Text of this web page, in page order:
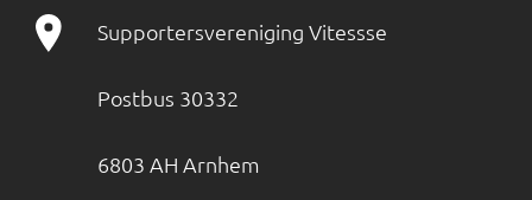
Supportersvereniging Vitessse
Postbus 30332
6803 AH Arnhem